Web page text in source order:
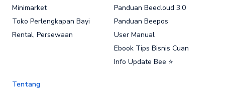
Minimarket
Toko Perlengkapan Bayi
Rental, Persewaan
Panduan Beecloud 3.0
Panduan Beepos
User Manual
Ebook Tips Bisnis Cuan
Info Update Bee ⭐
Tentang